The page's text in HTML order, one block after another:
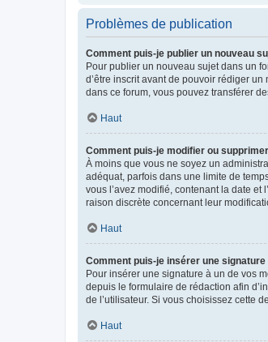
Problèmes de publication
Comment puis-je publier un nouveau
Pour publier un nouveau sujet dans un
d’être inscrit avant de pouvoir rédiger
dans ce forum, vous pouvez transférer
Haut
Comment puis-je modifier ou
À moins que vous ne soyez un
adéquat, parfois dans une limite de
vous l’avez modifié, contenant la date et
raison discrète concernant leur
Haut
Comment puis-je insérer une
Pour insérer une signature à un de vos
depuis le formulaire de rédaction afin
de l’utilisateur. Si vous choisissez cette
Haut